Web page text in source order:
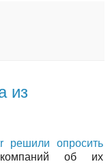
из
решили опросить
компаний об их